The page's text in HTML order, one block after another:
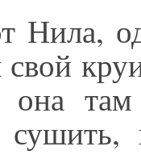
Нила,
она